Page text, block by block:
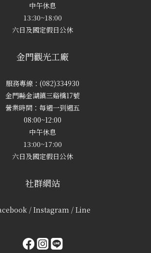
中午休息
13:30~18:00
六日及國定假日公休
金門觀光工廠
服務專線：(082)334930
金門縣金湖鎮三谿橋17號
營業時間：每週一到週五
08:00~12:00
中午休息
13:00~17:00
六日及國定假日公休
社群網站
/ Instagram / Line